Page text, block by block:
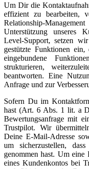
Um Dir die
effizient zu bearbeiten,
Relationship-
Unterstützung unseres
Level-Support, setzen
gestützte Funktionen
eingebundene
strukturieren,
beantworten. Eine
Anfrage und zur
Sofern Du im
hast (Art. 6 Abs. 1 lit. a
Bewertungsanfrage mit
Trustpilot. Wir
Deine E-Mail-Adresse
um sicherzustellen,
genommen hast. Um
eines Kundenkontos bei